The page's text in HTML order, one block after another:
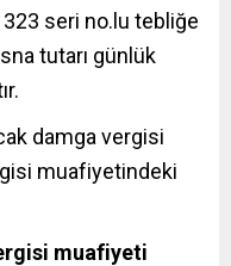
seri no.lu tebliğe
tutarı günlük
damga vergisi
muafiyetindeki
muafiyeti